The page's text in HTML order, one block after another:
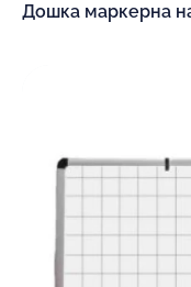
Дошка маркерна